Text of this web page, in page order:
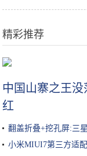
精彩推荐
中国山寨之王没
红
翻盖折叠+挖孔屏:三
小米MIUI7第三方适